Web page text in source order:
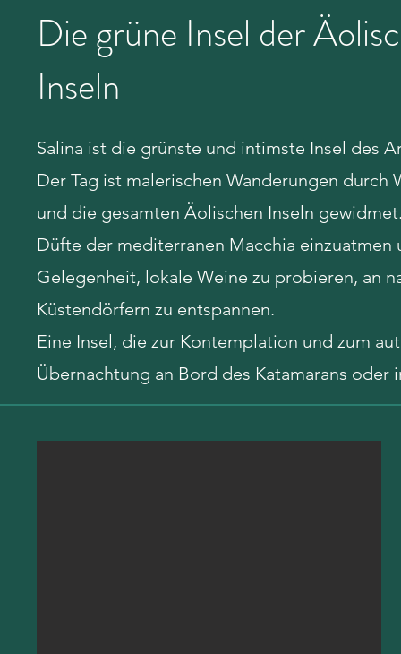
Die grüne Insel der
Inseln
Salina ist die grünste und intimste Insel des
Der Tag ist malerischen Wanderungen
und die gesamten Äolischen Inseln
Düfte der mediterranen Macchia einzuatmen
Gelegenheit, lokale Weine zu probieren, an
Küstendörfern zu entspannen.
Eine Insel, die zur Kontemplation und zum
Übernachtung an Bord des Katamarans oder